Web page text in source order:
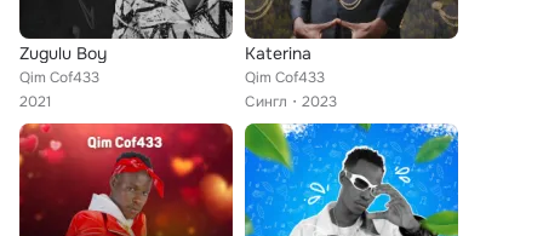
Zugulu Boy
Qim Cof433
2021
Katerina
Qim Cof433
Сингл
2023